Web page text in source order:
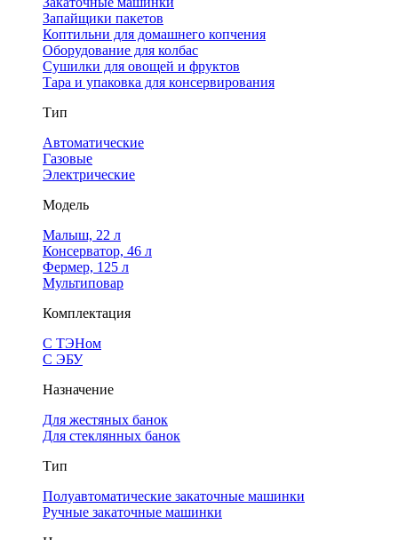
Запайщики пакетов
Коптильни для домашнего копчения
Оборудование для колбас
Сушилки для овощей и фруктов
Тара и упаковка для консервирования
Тип
Автоматические
Газовые
Электрические
Модель
Малыш, 22 л
Консерватор, 46 л
Фермер, 125 л
Мультиповар
Комплектация
С ТЭНом
С ЭБУ
Назначение
Для жестяных банок
Для стеклянных банок
Тип
Полуавтоматические закаточные машинки
Ручные закаточные машинки